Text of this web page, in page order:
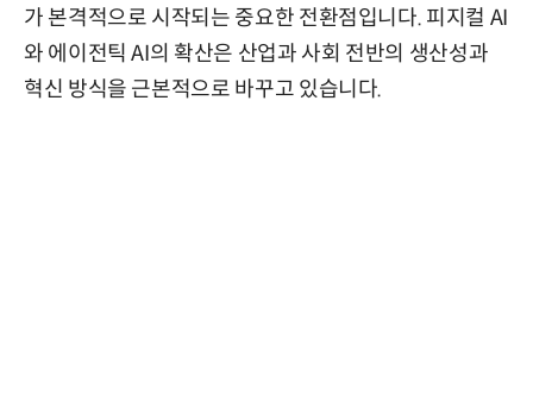
가 본격적으로 시작되는 중요한 전환점입니다. 피지컬 AI
와 에이전틱 AI의 확산은 산업과 사회 전반의 생산성과
혁신 방식을 근본적으로 바꾸고 있습니다.